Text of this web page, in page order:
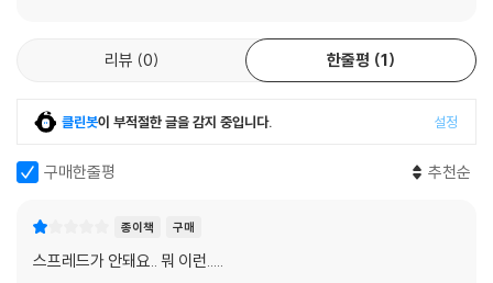
리뷰 0 한줄평 1
클린봇이 부적절한 글을 감지 중입니다. 설정
구매한줄평 추천순
종이책 구매
스프레드가 안돼요.. 뭐 이런.....